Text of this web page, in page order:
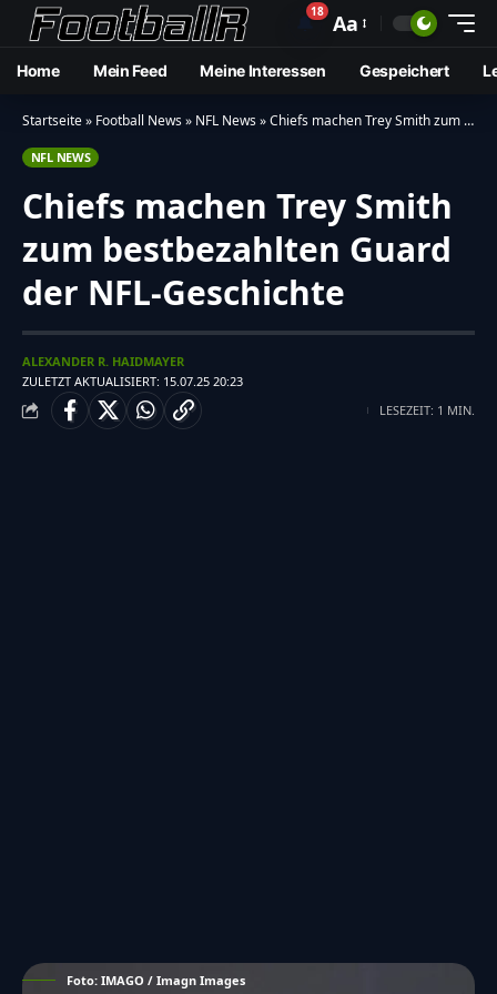
🔔18 Aa
Home Mein Feed Meine Interessen Gespeichert
Startseite» Football News» NFL News»Chiefs machen Trey Smith zum bestbezahlten Guard der NFL-Geschichte
NFL NEWS
Chiefs machen Trey Smith
zum bestbezahlten Guard
der NFL-Geschichte
ZULETZT AKTUALISIERT: 15.07.25 20:23
ALEXANDER R. HAIDMAYER
LESEZEIT: 1 MIN.
Foto: IMAGO / Imagn Images